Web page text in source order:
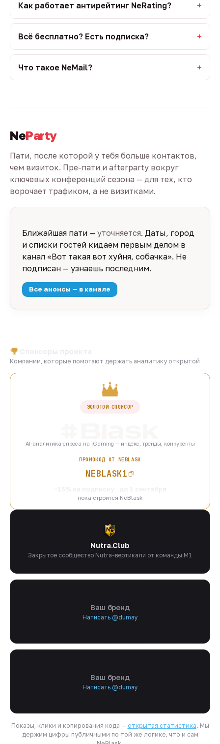
Как работает антирейтинг NeRating?
Всё бесплатно? Есть подписка?
Что такое NeMail?
NeParty
Пати, после которой у тебя больше контактов,
чем визиток. Пре-пати и afterparty вокруг
ключевых конференций сезона — для тех, кто
ворочает трафиком, а не визитками.
Ближайшая пати — уточняется. Даты, город
и списки гостей кидаем первым делом в
канал «Вот такая вот хуйня, собачка». Не
подписан — узнаешь последним.
Все анонсы — в канале
Компании, которые помогают держать аналитику открытой
ЗОЛОТОЙ СПОНСОР
AI-аналитика спроса на iGaming — индекс, тренды, конкуренты
ПРОМОКОД ОТ NEBLASK
NEBLASK1
пока строится NeBlask
Nutra.Club
Закрытое сообщество Nutra-вертикали от команды M1
Ваш бренд
Написать @dumay
Ваш бренд
Написать @dumay
Показы, клики и копирования кода — открытая статистика. Мы
держим цифры публичными по той же логике, что и сам